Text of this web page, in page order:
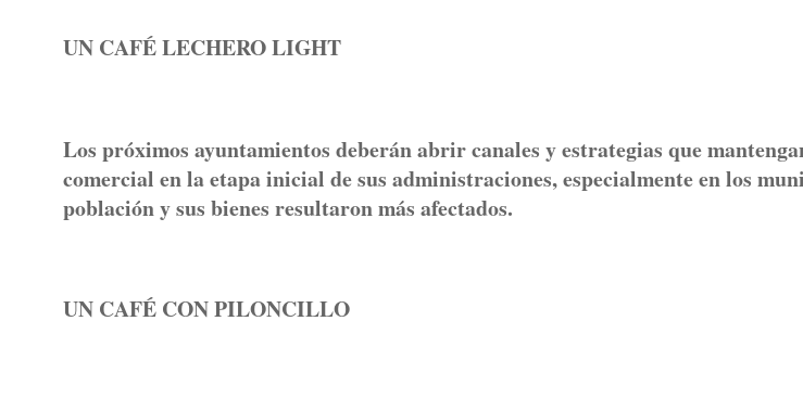
UN CAFÉ LECHERO LIGHT
Los próximos ayuntamientos deberán abrir canales y estrategias que
comercial en la etapa inicial de sus administraciones, especialmente en los
población y sus bienes resultaron más afectados.
UN CAFÉ CON PILONCILLO